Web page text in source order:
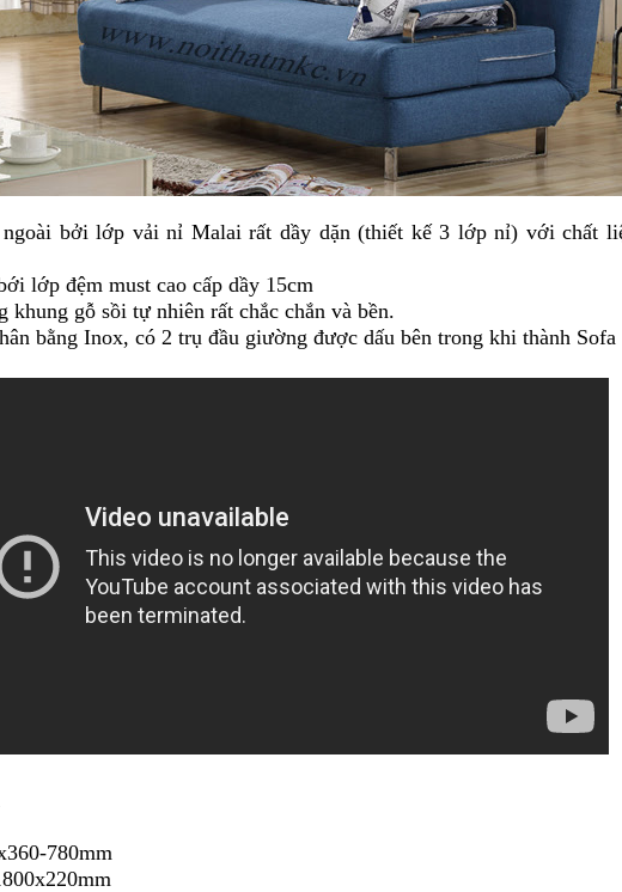
bởi lớp vải nỉ Malai rất dầy dặn (thiết kế 3 lớp nỉ) với chất
lớp đệm must cao cấp dầy 15cm
khung gỗ sồi tự nhiên rất chắc chắn và bền.
bằng Inox, có 2 trụ đầu giường được dấu bên trong khi thành Sofa
780mm